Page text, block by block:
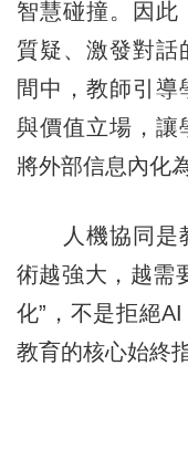
智慧碰撞。因此
質疑、激發對話
間中，教師引導
與價值立場，讓
將外部信息內化
人機協同是教
術越強大，越需
化”，不是拒絕
教育的核心始終